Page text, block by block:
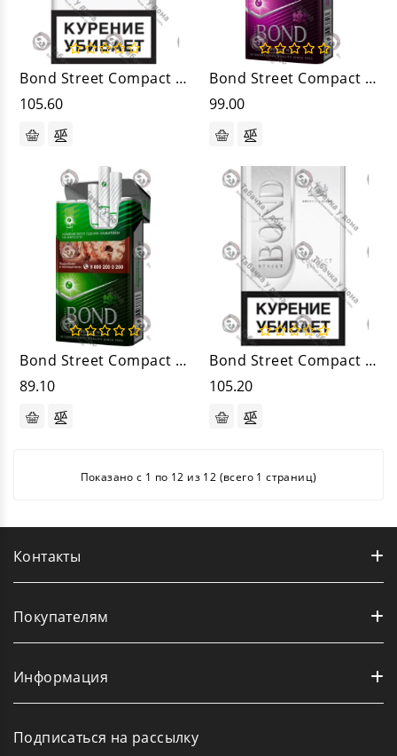
Bond Street Compact Blue
105.60
Bond Street Compact Premium Mix
99.00
Bond Street Compact Premium Mix Green
89.10
Bond Street Compact Silver
105.20
Показано с 1 по 12 из 12 (всего 1 страниц)
Контакты
Покупателям
Информация
Подписаться на рассылку